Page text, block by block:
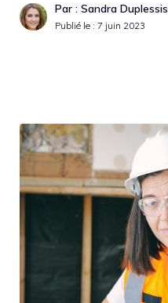
Par : Sandra Duplessis
Publié le : 7 juin 2023